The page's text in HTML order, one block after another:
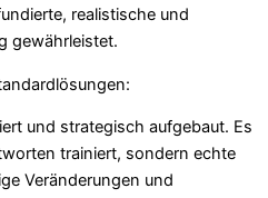
realistische und
gewährleistet.
und strategisch aufgebaut. Es
trainiert, sondern echte
Veränderungen und